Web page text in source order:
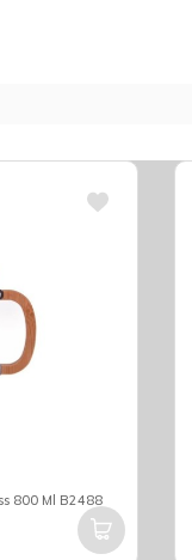
800 Ml B2488